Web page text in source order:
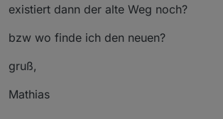
existiert dann der alte Weg noch?
bzw wo finde ich den neuen?
gruß,
Mathias